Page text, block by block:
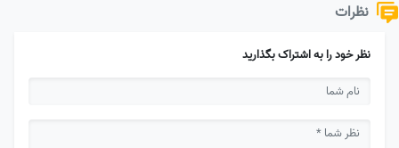
نظرات
نظر خود را به اشتراک بگذارید